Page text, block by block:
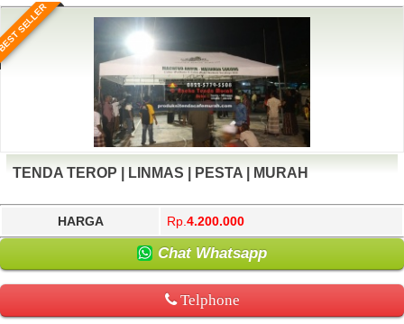
SELLER
TENDA TEROP | LINMAS | PESTA | MURAH
HARGA Rp. 4.200.000
Chat Whatsapp
Telphone